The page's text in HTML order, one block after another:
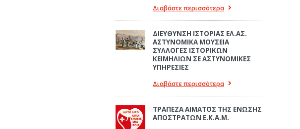
Διαβάστε περισσότερα
ΔΙΕΥΘΥΝΣΗ ΙΣΤΟΡΙΑΣ ΕΛ.ΑΣ.
ΑΣΤΥΝΟΜΙΚΑ ΜΟΥΣΕΙΑ
ΣΥΛΛΟΓΕΣ ΙΣΤΟΡΙΚΩΝ
ΚΕΙΜΗΛΙΩΝ ΣΕ ΑΣΤΥΝΟΜΙΚΕΣ
ΥΠΗΡΕΣΙΕΣ
Διαβάστε περισσότερα
ΤΡΑΠΕΖΑ ΑΙΜΑΤΟΣ ΤΗΣ ΕΝΩΣΗΣ
ΑΠΟΣΤΡΑΤΩΝ Ε.Κ.Α.Μ.